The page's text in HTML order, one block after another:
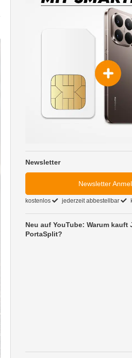
Newsletter
Newsletter
kostenlos jederzeit abbestellbar
Neu auf YouTube: Warum kauft
PortaSplit?